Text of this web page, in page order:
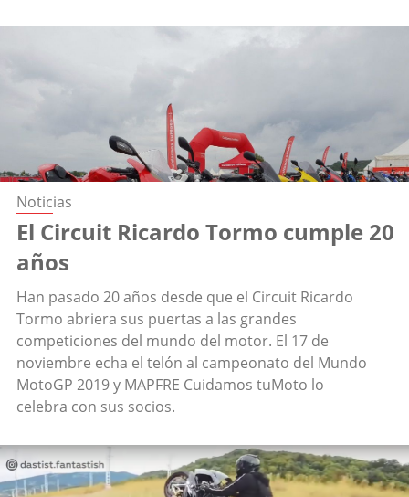
Noticias
El Circuit Ricardo Tormo cumple 20
años
Han pasado 20 años desde que el Circuit Ricardo
Tormo abriera sus puertas a las grandes
competiciones del mundo del motor. El 17 de
noviembre echa el telón al campeonato del Mundo
MotoGP 2019 y MAPFRE Cuidamos tuMoto lo
celebra con sus socios.